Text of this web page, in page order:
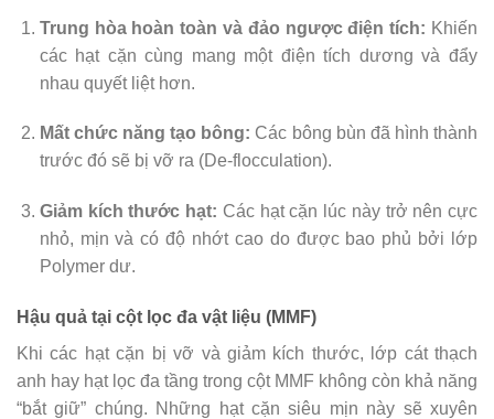
Trung hòa hoàn toàn và đảo ngược điện tích: Khiến
các hạt cặn cùng mang một điện tích dương và đẩy
nhau quyết liệt hơn.
Mất chức năng tạo bông: Các bông bùn đã hình thành
trước đó sẽ bị vỡ ra (De-flocculation).
Giảm kích thước hạt: Các hạt cặn lúc này trở nên cực
nhỏ, mịn và có độ nhớt cao do được bao phủ bởi lớp
Polymer dư.
Hậu quả tại cột lọc đa vật liệu (MMF)
Khi các hạt cặn bị vỡ và giảm kích thước, lớp cát thạch
anh hay hạt lọc đa tầng trong cột MMF không còn khả năng
“bắt giữ” chúng. Những hạt cặn siêu mịn này sẽ xuyên